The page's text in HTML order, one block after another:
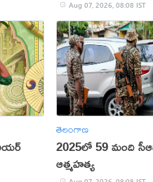
Aug 07, 2026, 08:08 IST
తెలంగాణ
2025లో 59 మంది
ఆత్మ‌హ‌త్య